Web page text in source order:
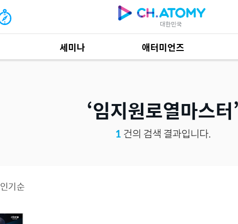
대한민국
세미나 애터미언즈
제
임지원로열마스터
1건의 검색 결과입니다.
인기순